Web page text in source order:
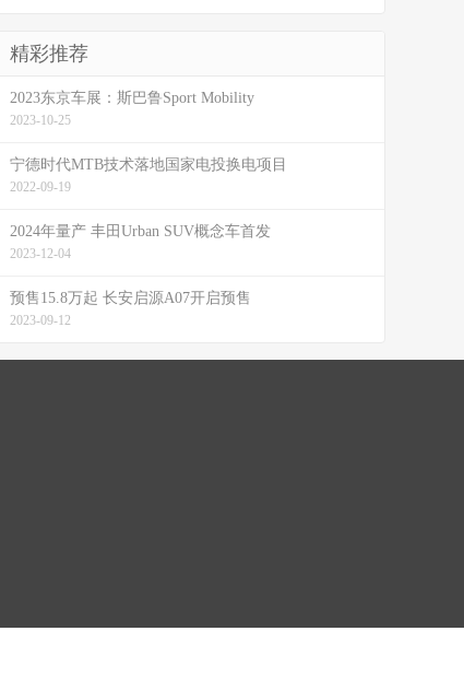
精彩推荐
2023东京车展：斯巴鲁Sport Mobility
2023-10-25
宁德时代MTB技术落地国家电投换电项目
2022-09-19
2024年量产 丰田Urban SUV概念车首发
2023-12-04
预售15.8万起 长安启源A07开启预售
2023-09-12